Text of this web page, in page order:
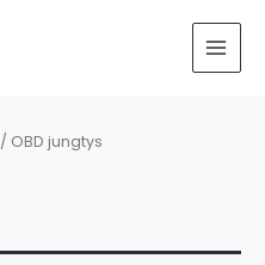
/ OBD jungtys